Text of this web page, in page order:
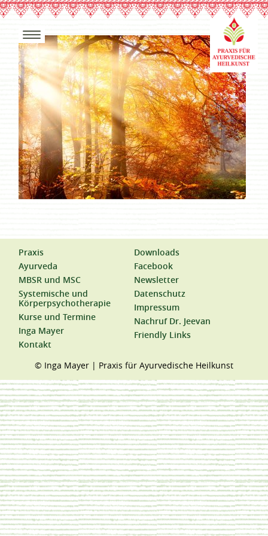
Praxis
Ayurveda
MBSR und MSC
Systemische und
Körperpsychotherapie
Kurse und Termine
Inga Mayer
Kontakt
Downloads
Facebook
Newsletter
Datenschutz
Impressum
Nachruf Dr. Jeevan
Friendly Links
© Inga Mayer | Praxis für Ayurvedische Heilkunst